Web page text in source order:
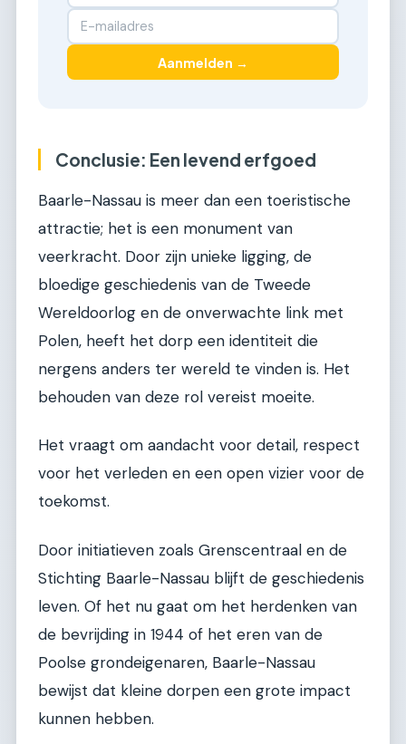
Aanmelden →
Conclusie: Een levend erfgoed
Baarle-Nassau is meer dan een toeristische
attractie; het is een monument van
veerkracht. Door zijn unieke ligging, de
bloedige geschiedenis van de Tweede
Wereldoorlog en de onverwachte link met
Polen, heeft het dorp een identiteit die
nergens anders ter wereld te vinden is. Het
behouden van deze rol vereist moeite.
Het vraagt om aandacht voor detail, respect
voor het verleden en een open vizier voor de
toekomst.
Door initiatieven zoals Grenscentraal en de
Stichting Baarle-Nassau blijft de geschiedenis
leven. Of het nu gaat om het herdenken van
de bevrijding in 1944 of het eren van de
Poolse grondeigenaren, Baarle-Nassau
bewijst dat kleine dorpen een grote impact
kunnen hebben.